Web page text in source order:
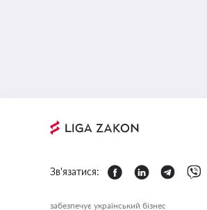
Зв'язатися:
забезпечує український бізнес